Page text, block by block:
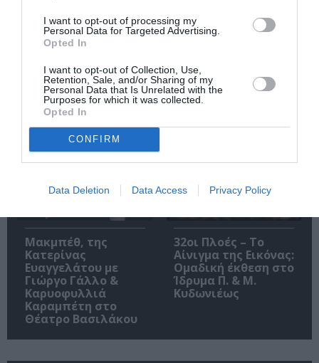
I want to opt-out of processing my
Personal Data for Targeted Advertising.
Opted In
I want to opt-out of Collection, Use,
Retention, Sale, and/or Sharing of my
Personal Data that Is Unrelated with the
Purposes for which it was collected.
Opted In
CONFIRM
Data Deletion Data Access Privacy Policy
O «Οιδίποδας» του
στη Στέγη – Με τους
Νίκο Κουρή & Μαρία
Κεχαγιόγλου
Βυζαντίου: Η νέα
ελληνική όπερα του
Θεόδωρου Στάθη
Ολύμπια
Μακμπέθ, της
Κατερίνας
Ευαγγελάτου με
Γιώργο Γάλλο &
Καρυοφυλλιά
Καραμπέτη στο
Θέατρο Βασιλάκου
32οι Πλοές – Το
Αίνιγμα της Εικόνας:
Ομαδική έκθεση στο
Ίδρυμα Π. & Μ.
Κυδωνιέως